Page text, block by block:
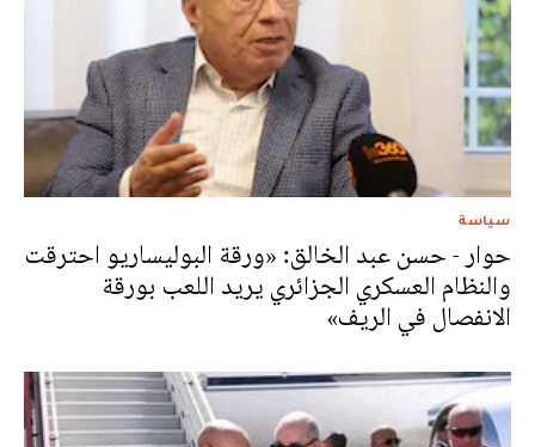
سياسة
حوار - حسن عبد الخالق: «ورقة البوليساريو احترقت
والنظام العسكري الجزائري يريد اللعب بورقة
الانفصال في الريف»